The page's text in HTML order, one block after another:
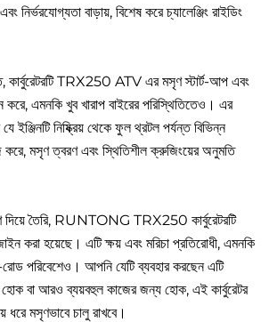
নির্ভরযোগ্যতা বাড়ায়, বিশেষ করে চ্যালেঞ্জিং রাইডিং
কার্বুরেটরটি TRX250 ATV এর মসৃণ স্টার্ট-আপ এবং
করে, এমনকি খুব খারাপ বাইরের পরিস্থিতিতেও। এর
ইঞ্জিনটি নিষ্ক্রিয় থেকে ফুল থ্রটল পর্যন্ত বিভিন্ন
করে, মসৃণ ত্বরণ এবং স্থিতিশীল ক্রুজিংয়ের অনুমতি
দিয়ে তৈরি, RUNTONG TRX250 কার্বুরেটরটি
করা হয়েছে। এটি ক্ষয় এবং মরিচা প্রতিরোধী, এমনকি
পরিবেশেও। আপনি যেটি ব্যবহার করছেন এটি
বা আরও ব্যয়বহুল কাজের জন্য হোক, এই কার্বুরেটর
ধরে মসৃণভাবে চালু রাখবে।